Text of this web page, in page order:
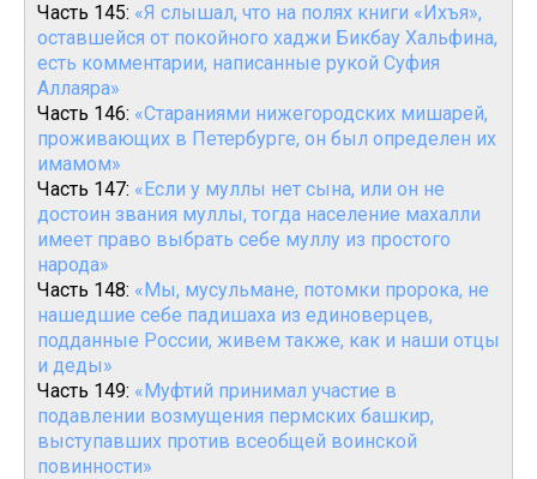
Часть 145: «Я слышал, что на полях книги «Ихъя»,
оставшейся от покойного хаджи Бикбау Хальфина,
есть комментарии, написанные рукой Суфия
Аллаяра»
Часть 146: «Стараниями нижегородских мишарей,
проживающих в Петербурге, он был определен их
имамом»
Часть 147: «Если у муллы нет сына, или он не
достоин звания муллы, тогда население махалли
имеет право выбрать себе муллу из простого
народа»
Часть 148: «Мы, мусульмане, потомки пророка, не
нашедшие себе падишаха из единоверцев,
подданные России, живем также, как и наши отцы
и деды»
Часть 149: «Муфтий принимал участие в
подавлении возмущения пермских башкир,
выступавших против всеобщей воинской
повинности»